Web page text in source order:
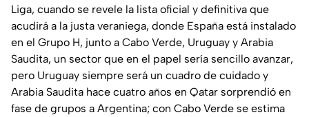
Liga, cuando se revele la lista oficial y definitiva que
acudirá a la justa veraniega, donde España está instalado
en el Grupo H, junto a Cabo Verde, Uruguay y Arabia
Saudita, un sector que en el papel sería sencillo avanzar,
pero Uruguay siempre será un cuadro de cuidado y
Arabia Saudita hace cuatro años en Qatar sorprendió en
fase de grupos a Argentina; con Cabo Verde se estima